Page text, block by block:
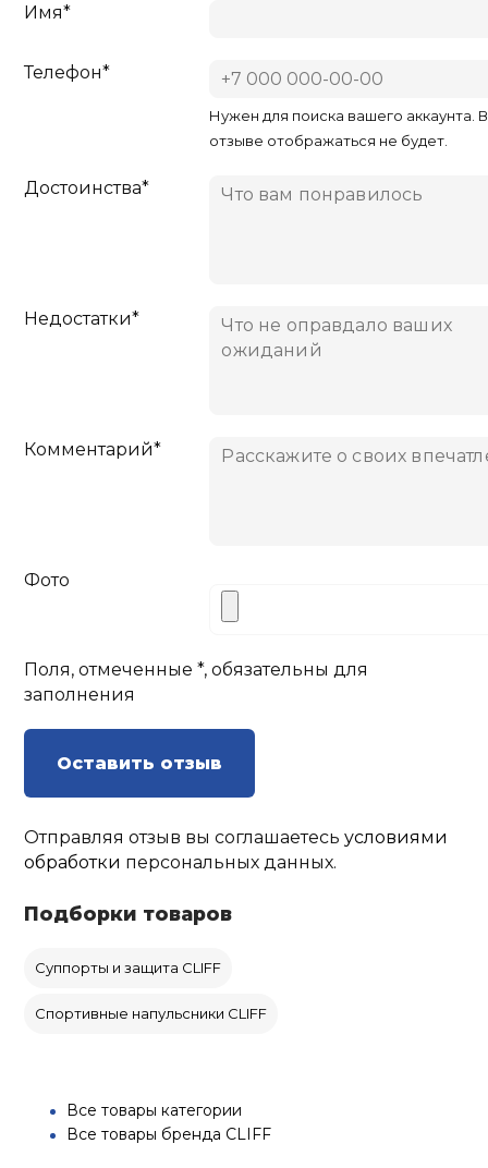
Имя*
Телефон*
Нужен для поиска вашего аккаунта. В
отзыве отображаться не будет.
Достоинства*
Недостатки*
Комментарий*
Фото
Поля, отмеченные *, обязательны для
заполнения
Оставить отзыв
Отправляя отзыв вы соглашаетесьусловиями
обработки персональных данных.
Подборки товаров
Суппорты и защита CLIFF
Спортивные напульсники CLIFF
Все товары категории
Все товары бренда CLIFF